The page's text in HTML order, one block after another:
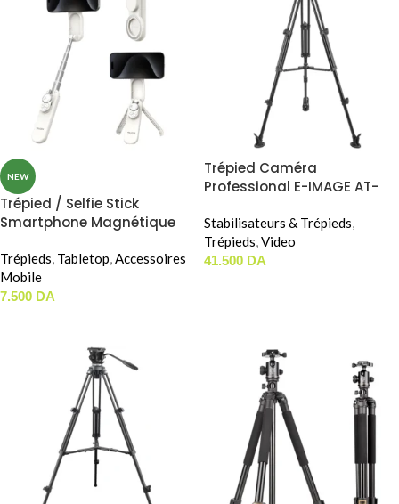
NEW
Trépied / Selfie Stick
Smartphone Magnétique
PHONE TRIPOD / SELFIE STICK
( P1-TSS-006 )
Trépieds, Tabletop,Accessoires
Mobile
7.500 DA
Trépied Caméra
Professional E-IMAGE AT-
Stabilisateurs & Trépieds,
Trépieds,Video
41.500 DA